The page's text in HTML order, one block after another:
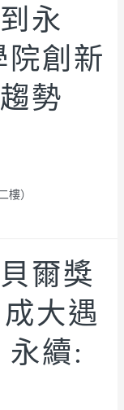
永
創新
勢
樓）
爾獎
大遇
續: